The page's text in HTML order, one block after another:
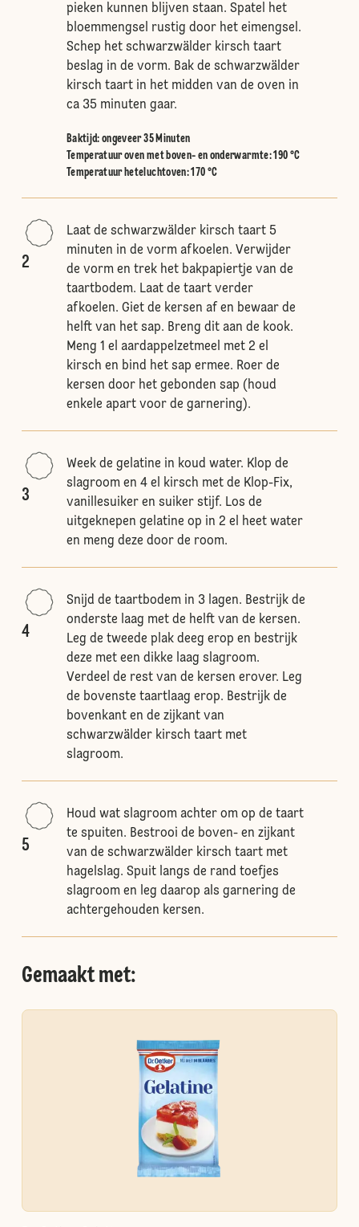
pieken kunnen blijven staan. Spatel het
bloemmengsel rustig door het eimengsel.
Schep het schwarzwälder kirsch taart
beslag in de vorm. Bak de schwarzwälder
kirsch taart in het midden van de oven in
ca 35 minuten gaar.
Baktijd: ongeveer 35 Minuten
Temperatuur oven met boven- en onderwarmte:190 °C
Temperatuur heteluchtoven:170 °C
2
Laat de schwarzwälder kirsch taart 5
minuten in de vorm afkoelen. Verwijder
de vorm en trek het bakpapiertje van de
taartbodem. Laat de taart verder
afkoelen. Giet de kersen af en bewaar de
helft van het sap. Breng dit aan de kook.
Meng 1 el aardappelzetmeel met 2 el
kirsch en bind het sap ermee. Roer de
kersen door het gebonden sap (houd
enkele apart voor de garnering).
3
Week de gelatine in koud water. Klop de
slagroom en 4 el kirsch met de Klop-Fix,
vanillesuiker en suiker stijf. Los de
uitgeknepen gelatine op in 2 el heet water
en meng deze door de room.
4
Snijd de taartbodem in 3 lagen. Bestrijk de
onderste laag met de helft van de kersen.
Leg de tweede plak deeg erop en bestrijk
deze met een dikke laag slagroom.
Verdeel de rest van de kersen erover. Leg
de bovenste taartlaag erop. Bestrijk de
bovenkant en de zijkant van
schwarzwälder kirsch taart met
slagroom.
5
Houd wat slagroom achter om op de taart
te spuiten. Bestrooi de boven- en zijkant
van de schwarzwälder kirsch taart met
hagelslag. Spuit langs de rand toefjes
slagroom en leg daarop als garnering de
achtergehouden kersen.
Gemaakt met: